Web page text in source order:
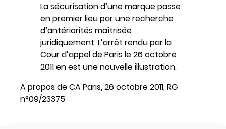
La sécurisation d’une marque passe
en premier lieu par une recherche
d’antériorités maîtrisée
juridiquement. L’arrêt rendu par la
Cour d’appel de Paris le 26 octobre
2011 en est une nouvelle illustration.
A propos de CA Paris, 26 octobre 2011, RG
n°09/23375